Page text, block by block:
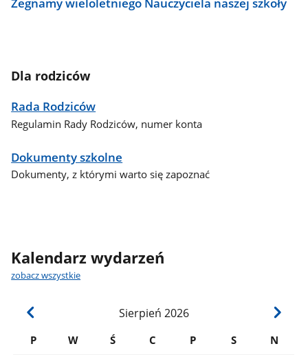
Żegnamy wieloletniego Nauczyciela naszej szkoły
Dla rodziców
Rada Rodziców
Regulamin Rady Rodziców, numer konta
Dokumenty szkolne
Dokumenty, z którymi warto się zapoznać
Kalendarz wydarzeń
zobacz wszystkie
Sierpień 2026
P W Ś C P S N